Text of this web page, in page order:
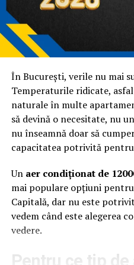
SEO poate funcționa și cu
GEO cere mai multă
mai este suficient să
bine.
SEO pentru AI:
intersecție
SEO pentru AI este, de
într-un context nou. Nu mai
poziții, ci pentru înțelegere.
Ce înseamnă asta concret?
În loc să construiești
construiești în jurul unei
În București, verile nu mai
Temperaturile ridicate,
naturale în multe
să devină o necesitate, nu
nu înseamnă doar să
capacitatea potrivită
Un aer condiționat de
mai populare opțiuni
Capitală, dar nu este
vedem când este alegerea
vedere.
Pentru ce tip